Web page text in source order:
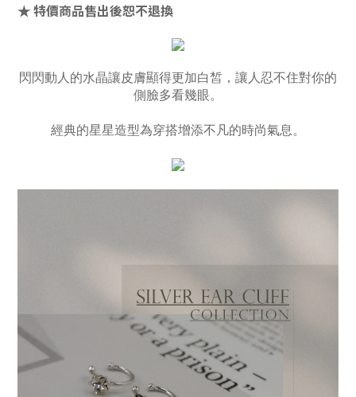
★特價商品售出後恕不退換
閃閃動人的水晶讓皮膚顯得更加白皙，讓人忍不住對你的
側臉多看幾眼。
經典的星星造型為穿搭增添不凡的時尚氣息。